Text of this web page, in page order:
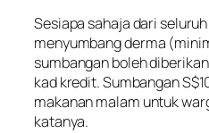
Sesiapa sahaja dari
menyumbang derma
sumbangan boleh
kad kredit. Sumbangan
makanan malam untuk
katanya.